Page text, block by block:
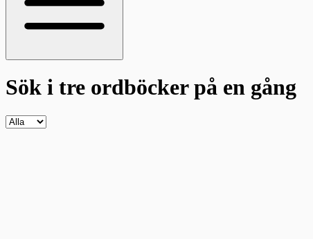
Sök i tre ordböckerpå en gång